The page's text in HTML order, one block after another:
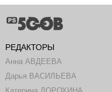
РЕДАКТОРЫ
Анна АВДЕЕВА
Дарья ВАСИЛЬЕВА